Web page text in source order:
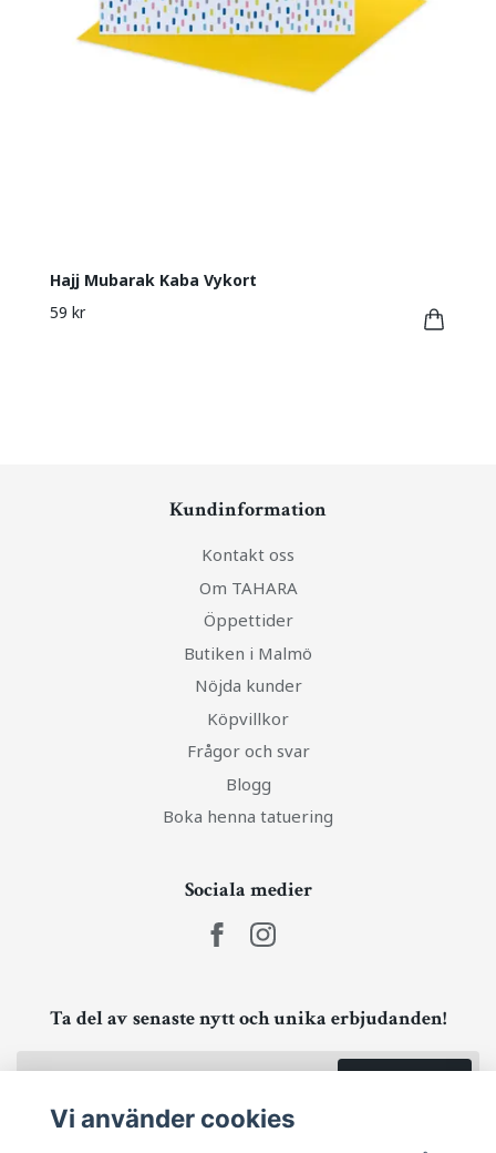
Hajj Mubarak Kaba Vykort
59 kr
Kundinformation
Kontakt oss
Om TAHARA
Öppettider
Butiken i Malmö
Nöjda kunder
Köpvillkor
Frågor och svar
Blogg
Boka henna tatuering
Sociala medier
Ta del av senaste nytt och unika erbjudanden!
Vi använder cookies